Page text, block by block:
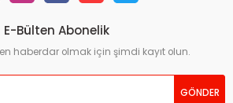
bozuk veya görüntülenemiyor.
eksik bilgiler bulunuyor.
bulunuyor.
daha pahalı.
E-Bülten Abonelik
haberdar olmak için şimdi kayıt olun.
GÖNDER